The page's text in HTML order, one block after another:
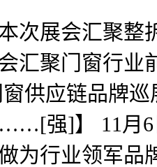
展会汇聚整
汇聚门窗行业
供应链品牌
强]】 11月6
为行业领军品